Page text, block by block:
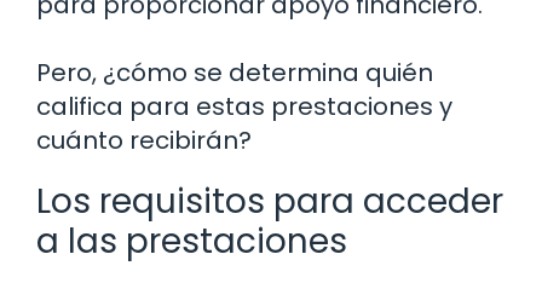
Pero, ¿cómo se determina quién
califica para estas prestaciones y
cuánto recibirán?
Los requisitos para acceder
a las prestaciones